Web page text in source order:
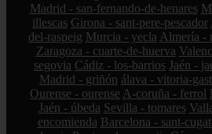
Madrid - san-fernando-de-henares
illescas Girona - sant-pere-pescador
del-raspeig Murcia - yecla Almería -
Zaragoza - cuarte-de-huerva
segovia Cádiz - los-barrios Jaén -
Madrid - griñón álava - vitoria-
Ourense - ourense A-coruña - ferrol
Jaén - úbeda Sevilla - tomares
encomienda Barcelona - sant-